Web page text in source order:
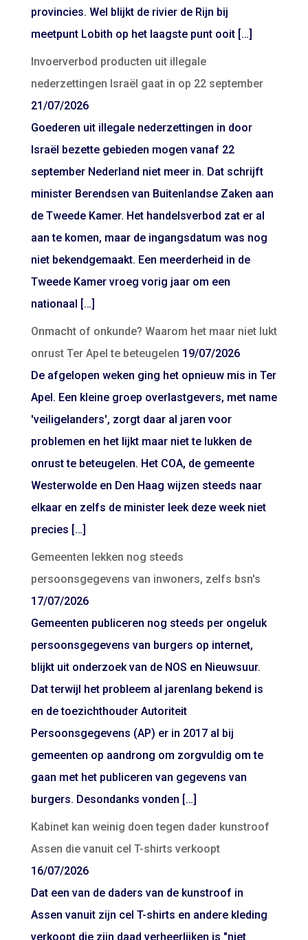
provincies. Wel blijkt de rivier de Rijn bij
meetpunt Lobith op het laagste punt ooit […]
Invoerverbod producten uit illegale
nederzettingen Israël gaat in op 22 september
21/07/2026
Goederen uit illegale nederzettingen in door
Israël bezette gebieden mogen vanaf 22
september Nederland niet meer in. Dat schrijft
minister Berendsen van Buitenlandse Zaken aan
de Tweede Kamer. Het handelsverbod zat er al
aan te komen, maar de ingangsdatum was nog
niet bekendgemaakt. Een meerderheid in de
Tweede Kamer vroeg vorig jaar om een
nationaal […]
Onmacht of onkunde? Waarom het maar niet lukt
onrust Ter Apel te beteugelen 19/07/2026
De afgelopen weken ging het opnieuw mis in Ter
Apel. Een kleine groep overlastgevers, met name
'veiligelanders', zorgt daar al jaren voor
problemen en het lijkt maar niet te lukken de
onrust te beteugelen. Het COA, de gemeente
Westerwolde en Den Haag wijzen steeds naar
elkaar en zelfs de minister leek deze week niet
precies […]
Gemeenten lekken nog steeds
persoonsgegevens van inwoners, zelfs bsn's
17/07/2026
Gemeenten publiceren nog steeds per ongeluk
persoonsgegevens van burgers op internet,
blijkt uit onderzoek van de NOS en Nieuwsuur.
Dat terwijl het probleem al jarenlang bekend is
en de toezichthouder Autoriteit
Persoonsgegevens (AP) er in 2017 al bij
gemeenten op aandrong om zorgvuldig om te
gaan met het publiceren van gegevens van
burgers. Desondanks vonden […]
Kabinet kan weinig doen tegen dader kunstroof
Assen die vanuit cel T-shirts verkoopt
16/07/2026
Dat een van de daders van de kunstroof in
Assen vanuit zijn cel T-shirts en andere kleding
verkoopt die zijn daad verheerlijken is "niet